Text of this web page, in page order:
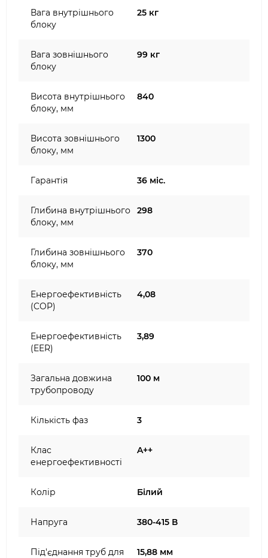
Вага внутрішнього
блоку
25 кг
Вага зовнішнього
блоку
99 кг
Висота внутрішнього
блоку, мм
840
Висота зовнішнього
блоку, мм
1300
Гарантія 36 міс.
Глибина внутрішнього
блоку, мм
298
Глибина зовнішнього
блоку, мм
370
Енергоефективність
(COP)
4,08
Енергоефективність
(EER)
3,89
Загальна довжина
трубопроводу
100 м
Кількість фаз 3
Клас
енергоефективності
A++
Колір Білий
Напруга 380-415 В
Під'єднання труб для
15,88 мм